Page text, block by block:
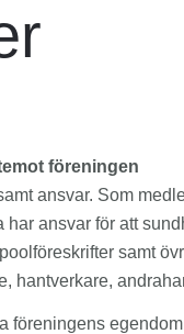
föreningen
ansvar. Som
ansvar för att
samt
hantverkare,
föreningens